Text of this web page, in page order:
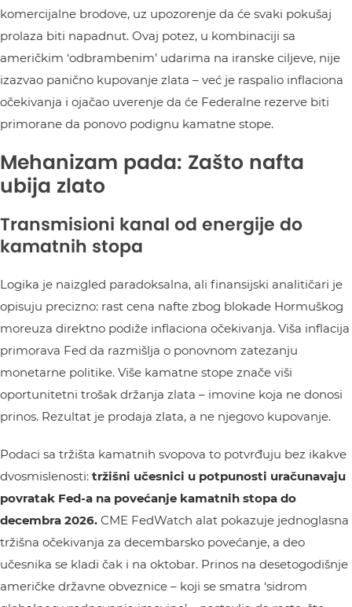
komercijalne brodove, uz upozorenje da će svaki pokušaj
prolaza biti napadnut. Ovaj potez, u kombinaciji sa
američkim ‘odbrambenim’ udarima na iranske ciljeve, nije
izazvao panično kupovanje zlata – već je raspalio inflaciona
očekivanja i ojačao uverenje da će Federalne rezerve biti
primorane da ponovo podignu kamatne stope.
Mehanizam pada: Zašto nafta
ubija zlato
Transmisioni kanal od energije do
kamatnih stopa
Logika je naizgled paradoksalna, ali finansijski analitičari je
opisuju precizno: rast cena nafte zbog blokade Hormuškog
moreuza direktno podiže inflaciona očekivanja. Viša inflacija
primorava Fed da razmišlja o ponovnom zatezanju
monetarne politike. Više kamatne stope znače viši
oportunitetni trošak držanja zlata – imovine koja ne donosi
prinos. Rezultat je prodaja zlata, a ne njegovo kupovanje.
Podaci sa tržišta kamatnih svopova to potvrđuju bez ikakve
dvosmislenosti: tržišni učesnici u potpunosti uračunavaju
povratak Fed-a na povećanje kamatnih stopa do
decembra 2026. CME FedWatch alat pokazuje jednoglasna
tržišna očekivanja za decembarsko povećanje, a deo
učesnika se kladi čak i na oktobar. Prinos na desetogodišnje
američke državne obveznice – koji se smatra ‘sidrom